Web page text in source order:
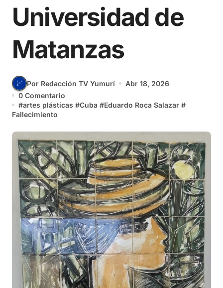
Universidad de
Matanzas
Por Redacción TV Yumurí
Abr 18, 2026
0 Comentario
#artes plásticas #Cuba #Eduardo Roca Salazar #
Fallecimiento